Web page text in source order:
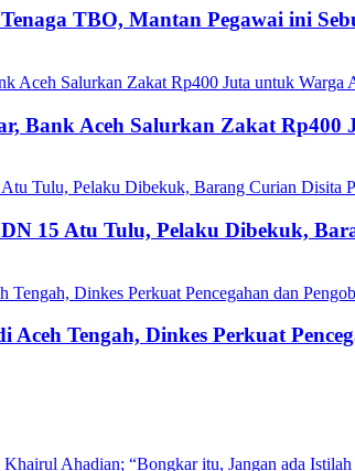
TBO, Mantan Pegawai ini
Bank Aceh Salurkan Zakat Rp400
15 Atu Tulu, Pelaku Dibekuk,
Aceh Tengah, Dinkes Perkuat